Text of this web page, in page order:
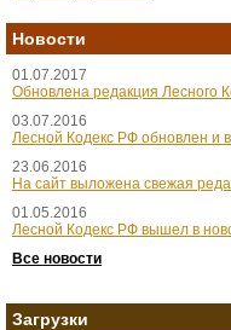
Новости
01.07.2017
Обновлена редакция Лесного
03.07.2016
Лесной Кодекс РФ обновлен и
23.06.2016
На сайт выложена свежая
01.05.2016
Лесной Кодекс РФ вышел в
Все новости
Загрузки